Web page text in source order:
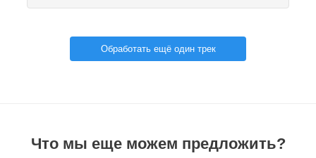
Обработать ещё один трек
Что мы еще можем предложить?